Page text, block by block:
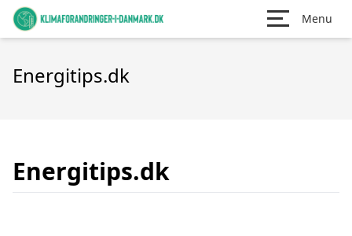
Menu
Energitips.dk
Energitips.dk